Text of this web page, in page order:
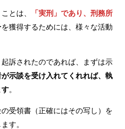
とは、
「実刑」であり、刑務所
獲得するためには、様々な活動
訴されたのであれば、まずは示
示談を受け入れてくれれば、執
す。
受領書（正確にはその写し）を
す。